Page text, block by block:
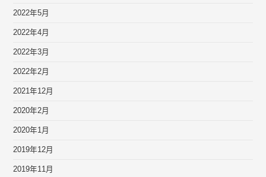
2022年5月
2022年4月
2022年3月
2022年2月
2021年12月
2020年2月
2020年1月
2019年12月
2019年11月